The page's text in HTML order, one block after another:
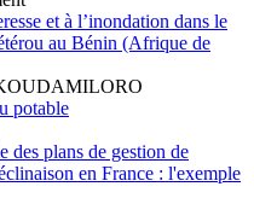
et à l’inondation dans le
au Bénin (Afrique de
potable
des plans de gestion de
en France : l'exemple